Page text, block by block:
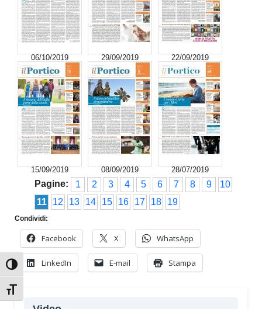
Attiva/disattiva alto contrasto
Attiva/disattiva dimensione testo
06/10/2019 29/09/2019 22/09/2019
15/09/2019 08/09/2019 28/07/2019
Pagine: 1 2 3 4 5 6 7 8 9
10
11
12 13 14 15 16 17 18 19
Condividi:
Facebook X WhatsApp
LinkedIn E-mail Stampa